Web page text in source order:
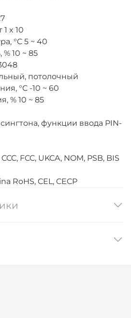
1 x 10
°C 5 ~ 40
% 10 ~ 85
потолочный
°C -10 ~ 60
% 10 ~ 85
функции ввода PIN-
FCC, UKCA, NOM, PSB, BIS
RoHS, CEL, CECP